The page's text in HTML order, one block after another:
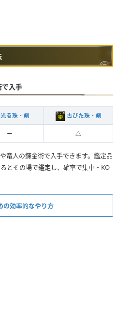
で入手
光る珠・剣 古びた珠・剣
ー △
竜人の錬金術で入手できます。鑑定品
とその場で鑑定し、確率で集中・KO
効率的なやり方